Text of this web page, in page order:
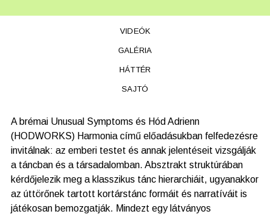
VIDEÓK
GALÉRIA
HÁTTÉR
SAJTÓ
A brémai Unusual Symptoms és Hód Adrienn
(HODWORKS) Harmonia című előadásukban felfedezésre
invitálnak: az emberi testet és annak jelentéseit vizsgálják
a táncban és a társadalomban. Absztrakt struktúrában
kérdőjelezik meg a klasszikus tánc hierarchiáit, ugyanakkor
az úttörőnek tartott kortárstánc formáit és narratíváit is
játékosan bemozgatják. Mindezt egy látványos